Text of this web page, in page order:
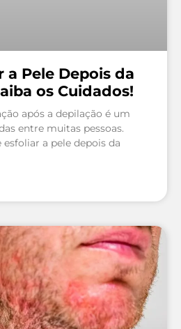
a Pele Depois da
os Cuidados!
após a depilação é um
entre muitas pessoas.
esfoliar a pele depois da